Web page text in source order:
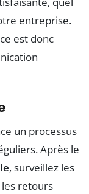
entreprise.
est donc
un processus
Après le
, surveillez les
les retours